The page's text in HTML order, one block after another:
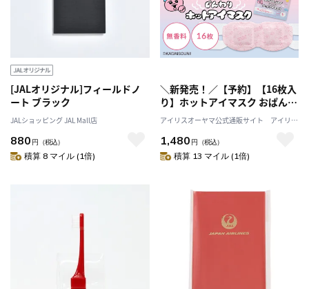
[JALオリジナル]フィールドノ
ート ブラック
JALショッピング JAL Mall店
880 円 （税込）
積算 8 マイル (1倍)
＼新発売！／【予約】【16枚入
り】ホットアイマスク おぱんち
ゅうさぎ じんわりホットアイマ
スク 無香料 16枚入 OHI-M16 ア
イリスオーヤマ※8月下旬頃発
送予定
アイリスオーヤマ公式通販サイト アイリス
1,480 円 （税込）
積算 13 マイル (1倍)